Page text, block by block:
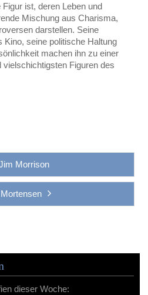
ist, deren Leben und
Mischung aus Charisma,
darstellen. Seine
Kino, seine politische Haltung
machen ihn zu einer
Figuren des
Morrison
dieser Woche: